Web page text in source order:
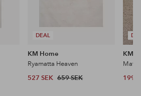
DEAL
KM Home
Ryamatta Heaven
527 SEK 659 SEK
KM
199